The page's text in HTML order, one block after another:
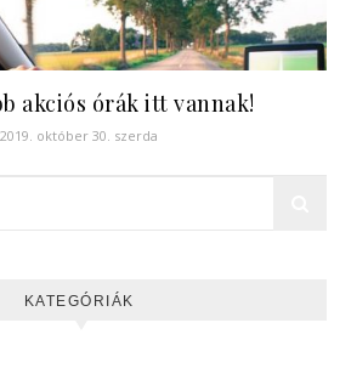
akciós órák itt vannak!
2019. október 30. szerda
KATEGÓRIÁK